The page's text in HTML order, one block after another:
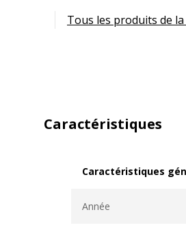
Tous les produits de
Caractéristiques
Caractéristiques
Année